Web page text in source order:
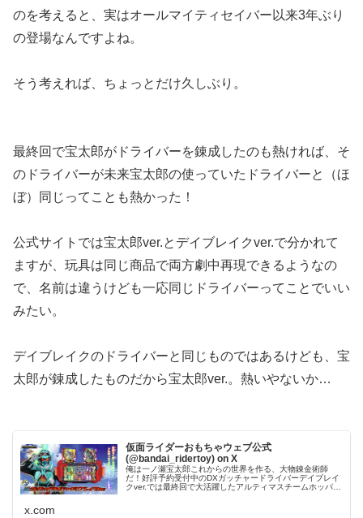
のを考えると、実はオールマイティセイバー以来3年ぶり
の登場なんですよね。
そう考えれば、ちょっとだけ久しぶり。
最終回で宝太郎がドライバーを錬成したのも熱ければ、そ
のドライバーが未来宝太郎の使っていたドライバーと（ほ
ぼ）同じってことも熱かった！
公式サイトでは宝太郎ver.とデイブレイクver.で分かれて
ますが、玩具は同じ商品で両方劇中再現できるようなの
で、名前は違うけども一応同じドライバーってことでいい
みたい。
デイブレイクのドライバーと同じものではあるけども、宝
太郎が錬成したものだから宝太郎ver.。熱いやないか…
仮面ライダーおもちゃウェブ公式
(@bandai_ridertoy) on X
俺は一ノ瀬宝太郎これからの世界を作る、大物錬金術師
だ！好評予約受付中のDXガッチャードライバーデイブレイ
クver.では最終回で大活躍したアルティマスチームホッパー
x.com